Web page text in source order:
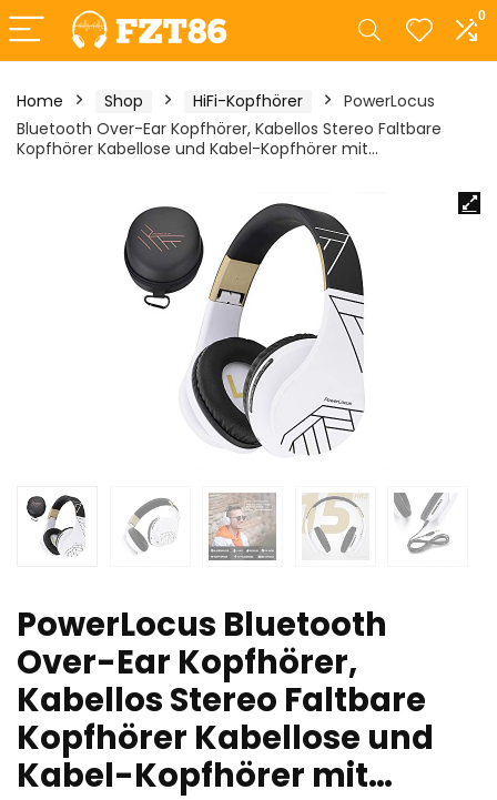
0
Home Shop HiFi-Kopfhörer
PowerLocus
Bluetooth Over-Ear Kopfhörer, Kabellos Stereo Faltbare
Kopfhörer Kabellose und Kabel-Kopfhörer mit…
PowerLocus Bluetooth
Over-Ear Kopfhörer,
Kabellos Stereo Faltbare
Kopfhörer Kabellose und
Kabel-Kopfhörer mit…